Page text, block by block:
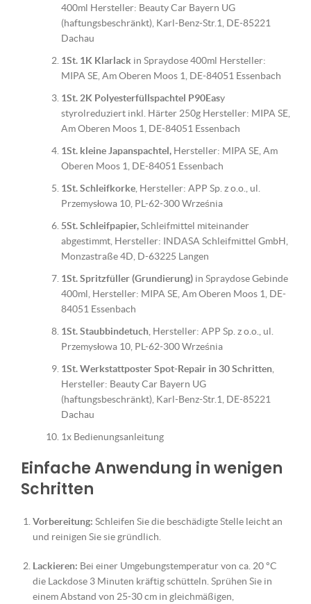
400ml Hersteller: Beauty Car Bayern UG
(haftungsbeschränkt), Karl-Benz-Str.1, DE-85221
Dachau
1St. 1K Klarlack in Spraydose 400ml Hersteller:
MIPA SE, Am Oberen Moos 1, DE-84051 Essenbach
1St. 2K Polyesterfüllspachtel P90Easy
styrolreduziert inkl. Härter 250g Hersteller: MIPA SE,
Am Oberen Moos 1, DE-84051 Essenbach
1St. kleine Japanspachtel, Hersteller: MIPA SE, Am
Oberen Moos 1, DE-84051 Essenbach
1St. Schleifkorke , Hersteller: APP Sp. z o.o., ul.
Przemysłowa 10, PL-62-300 Września
5St. Schleifpapier,Schleifmittel miteinander
abgestimmt, Hersteller: INDASA Schleifmittel GmbH,
Monzastraße 4D, D-63225 Langen
1St. Spritzfüller (Grundierung) in Spraydose Gebinde
400ml, Hersteller: MIPA SE, Am Oberen Moos 1, DE-
84051 Essenbach
1St. Staubbindetuch , Hersteller: APP Sp. z o.o., ul.
Przemysłowa 10, PL-62-300 Września
1St. Werkstattposter Spot-Repair in 30 Schritten
Hersteller: Beauty Car Bayern UG
(haftungsbeschränkt), Karl-Benz-Str.1, DE-85221
Dachau
1x Bedienungsanleitung
Einfache Anwendung in wenigen
Schritten
Vorbereitung: Schleifen Sie die beschädigte Stelle leicht an
und reinigen Sie sie gründlich.
Lackieren: Bei einer Umgebungstemperatur von ca. 20 °C
die Lackdose 3 Minuten kräftig schütteln. Sprühen Sie in
einem Abstand von 25-30 cm in gleichmäßigen,